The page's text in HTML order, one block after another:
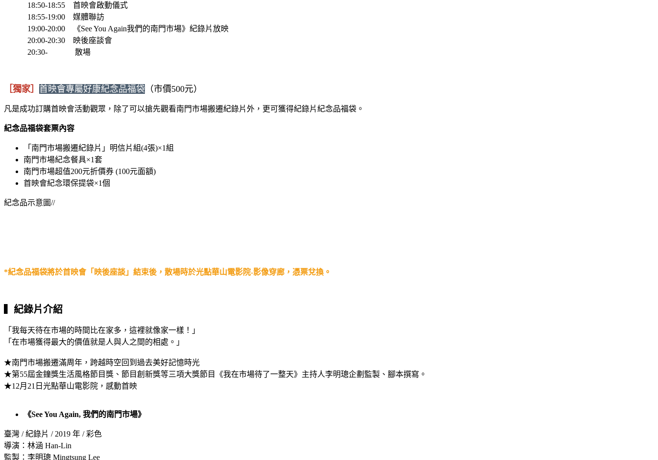
18:50-18:55 首映會啟動儀式
18:55-19:00 媒體聯訪
19:00-20:00 《See You Again我們的南門市場》紀錄片放映
20:00-20:30 映後座談會
20:30- 散場
［獨家］ 首映會專屬好康紀念品福袋 （市價500元）
凡是成功訂購首映會活動觀眾，除了可以搶先觀看南門市場搬遷紀錄片外，更可獲得紀錄片紀念品福袋。
紀念品福袋套票內容
「南門市場搬遷紀錄片」明信片組(4張)×1組
南門市場紀念餐具×1套
南門市場超值200元折價券 (100元面額)
首映會紀念環保提袋×1個
紀念品示意圖//
*紀念品福袋將於首映會「映後座談」結束後，散場時於光點華山電影院-影像穿廊，憑票兌換。
紀錄片介紹
「我每天待在市場的時間比在家多，這裡就像家一樣！」
「在市場獲得最大的價值就是人與人之間的相處。」
★南門市場搬遷滿周年，跨越時空回到過去美好記憶時光
★第55屆金鐘獎生活風格節目獎、節目創新獎等三項大獎節目《我在市場待了一整天》主持人李明璁企劃監製、腳本撰寫。
★12月21日光點華山電影院，感動首映
《See You Again, 我們的南門市場》
臺灣 / 紀錄片 / 2019 年 / 彩色
導演：林涵 Han-Lin
監製：李明璁 Mingtsung Lee